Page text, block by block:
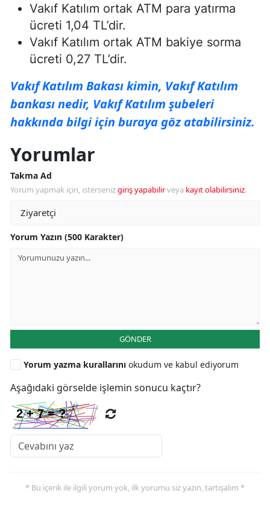
Vakıf Katılım ortak ATM para yatırma
ücreti 1,04 TL’dir.
Vakıf Katılım ortak ATM bakiye sorma
ücreti 0,27 TL’dir.
Vakıf Katılım Bakası kimin, Vakıf Katılım
bankası nedir, Vakıf Katılım şubeleri
hakkında bilgi için buraya göz atabilirsiniz.
Yorumlar
Takma Ad
Yorum yapmak için, istersenizgiriş yapabilirveya kayıt olabilirsiniz.
Yorum Yazın (500 Karakter)
GÖNDER
Yorum yazma kurallarını okudum ve kabul ediyorum
Aşağıdaki görselde işlemin sonucu kaçtır?
* Bu içerik ile ilgili yorum yok, ilk yorumu siz yazın, tartışalım *